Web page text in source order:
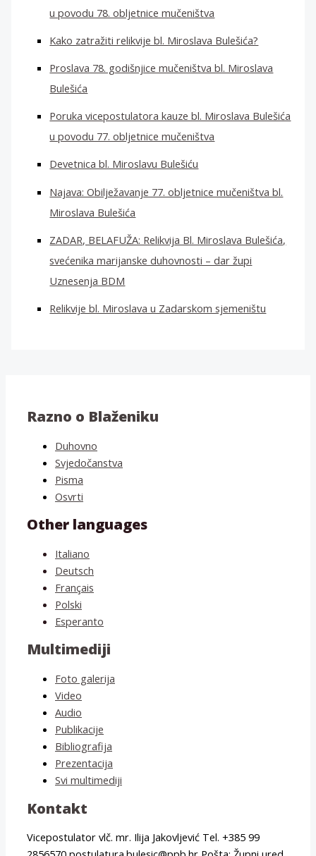
u povodu 78. obljetnice mučeništva
Kako zatražiti relikvije bl. Miroslava Bulešića?
Proslava 78. godišnjice mučeništva bl. Miroslava
Bulešića
Poruka vicepostulatora kauze bl. Miroslava Bulešića
u povodu 77. obljetnice mučeništva
Devetnica bl. Miroslavu Bulešiću
Najava: Obilježavanje 77. obljetnice mučeništva bl.
Miroslava Bulešića
ZADAR, BELAFUŽA: Relikvija Bl. Miroslava Bulešića,
svećenika marijanske duhovnosti – dar župi
Uznesenja BDM
Relikvije bl. Miroslava u Zadarskom sjemeništu
Razno o Blaženiku
Duhovno
Svjedočanstva
Pisma
Osvrti
Other languages
Italiano
Deutsch
Français
Polski
Esperanto
Multimediji
Foto galerija
Video
Audio
Publikacije
Bibliografija
Prezentacija
Svi multimediji
Kontakt
Vicepostulator vlč. mr. Ilija Jakovljević Tel. +385 99